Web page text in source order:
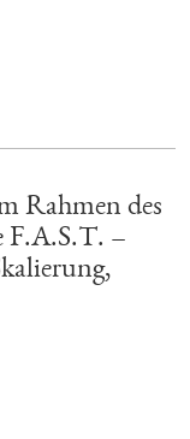
Rahmen des
F.A.S.T. –